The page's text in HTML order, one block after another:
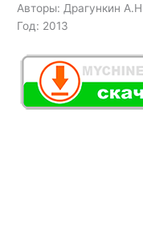
Авторы: Драгункин
Год: 2013